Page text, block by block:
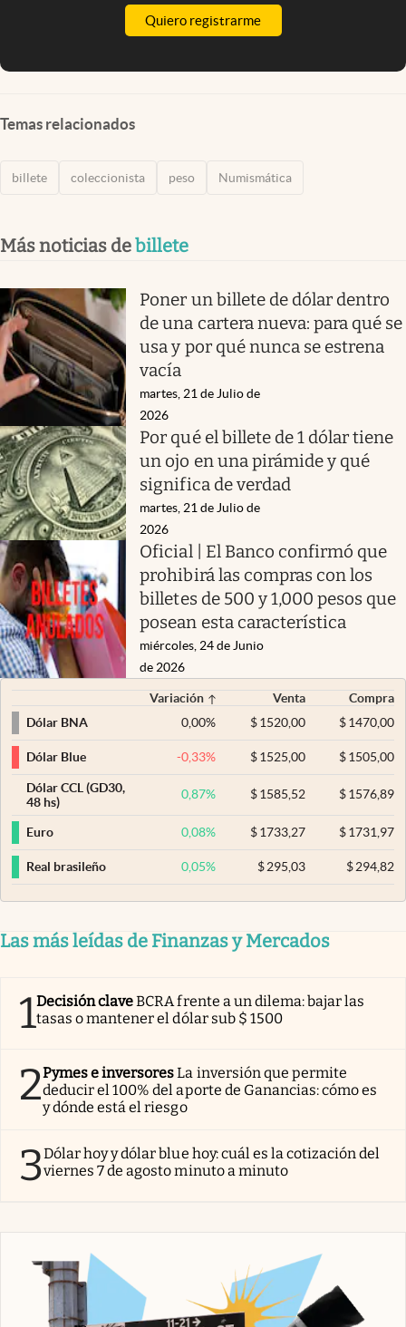
Quiero registrarme
Temas relacionados
billete coleccionista peso Numismática
Más noticias debillete
Poner un billete de dólar dentro
de una cartera nueva: para qué se
usa y por qué nunca se estrena
vacía
martes, 21 de Julio de
2026
Por qué el billete de 1 dólar tiene
un ojo en una pirámide y qué
significa de verdad
martes, 21 de Julio de
2026
Oficial | El Banco confirmó que
prohibirá las compras con los
billetes de 500 y 1,000 pesos que
posean esta característica
miércoles, 24 de Junio
de 2026
Variación Venta
Compra
Dólar BNA
0,00% $ 1520,00 $1470,00
Dólar Blue -0,33% $ 1525,00 $1505,00
Dólar CCL (GD30,
48 hs)
0,87% $ 1585,52 $1576,89
Euro 0,08% $ 1733,27 $1731,97
Real brasileño 0,05% $ 295,03 $294,82
Las más leídas de Finanzas y Mercados
1Decisión claveBCRA frente a un dilema: bajar las
tasas o mantener el dólar sub $ 1500
2Pymes e inversoresLa inversión que permite
deducir el 100% del aporte de Ganancias: cómo es
y dónde está el riesgo
3Dólar hoy y dólar blue hoy: cuál es la cotización del
viernes 7 de agosto minuto a minuto